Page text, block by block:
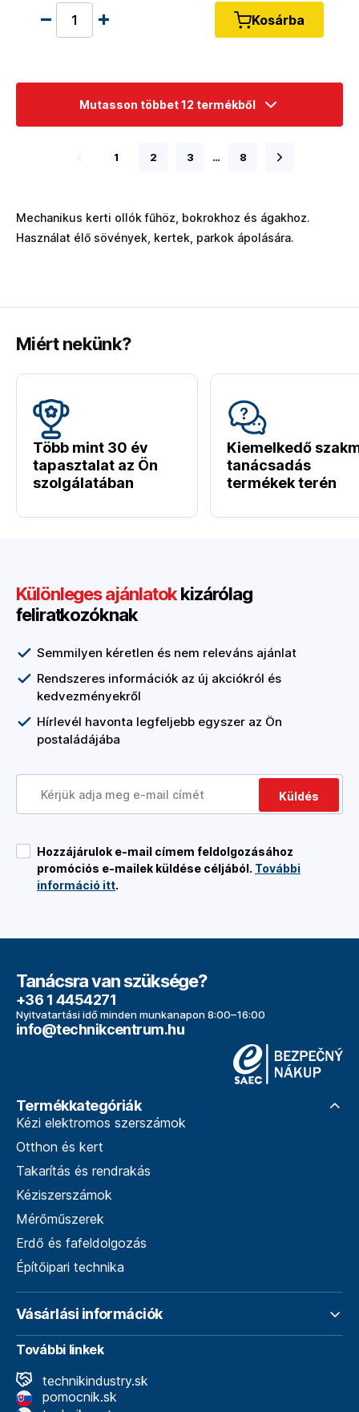
Kosárba
Mutasson többet 12 termékből
1 2 3 … 8
Mechanikus kerti ollók fűhöz, bokrokhoz és ágakhoz.
Használat élő sövények, kertek, parkok ápolására.
Miért nekünk?
Több mint 30 év
tapasztalat az Ön
szolgálatában
Kiemelkedő
tanácsadás
termékek terén
Különleges ajánlatokkizárólag
feliratkozóknak
Semmilyen kéretlen és nem releváns ajánlat
Rendszeres információk az új akciókról és
kedvezményekről
Hírlevél havonta legfeljebb egyszer az Ön
postaládájába
Küldés
Hozzájárulok e-mail címem feldolgozásához
promóciós e-mailek küldése céljából. További
információ itt.
Tanácsra van szüksége?
+36 1 4454271
Nyitvatartási idő minden munkanapon 8:00–16:00
info@technikcentrum.hu
Termékkategóriák
Kézi elektromos szerszámok
Otthon és kert
Takarítás és rendrakás
Kéziszerszámok
Mérőműszerek
Erdő és fafeldolgozás
Építőipari technika
Vásárlási információk
További linkek
technikindustry.sk
pomocnik.sk